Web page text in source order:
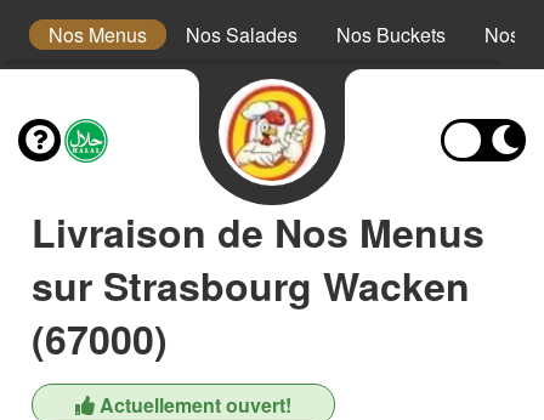
Nos Menus Nos Salades Nos Buckets Nos
Livraison de Nos Menus
sur Strasbourg Wacken
(67000)
Actuellement ouvert!